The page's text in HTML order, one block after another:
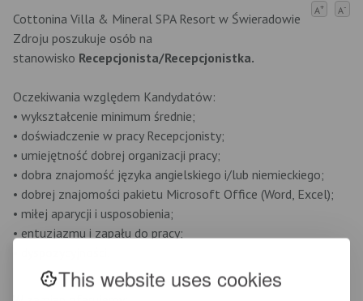
This website uses cookies
A+ A-
Cottonina Villa & Mineral SPA Resort w Świeradowie
Zdroju poszukuje osób na
stanowisko Recepcjonista/Recepcjonistka.
Oczekiwania względem Kandydatów:
• wykształcenie minimum średnie;
• doświadczenie w pracy Recepcjonisty;
• umiejętność dobrej organizacji pracy;
• dobra znajomość języka angielskiego i/lub niemieckiego;
• dobrej znajomości pakietu Microsoft Office (Word, Excel);
• miłej aparycji i usposobienia;
• entuzjazmu i zapału do pracy;